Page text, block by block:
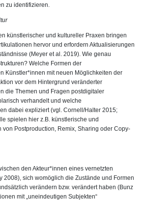
zu identifizieren.
künstlerischer und kultureller Praxen bringen
hervor und erfordern Aktualisierungen
(Meyer et al. 2019). Wie genau
Welche Formen der
Künstler*innen mit neuen Möglichkeiten der
vor dem Hintergrund veränderter
die Themen und Fragen postdigitaler
verhandelt und welche
dabei expliziert (vgl. Cornell/Halter 2015;
spielen hier z.B. künstlerische und
Postproduction, Remix, Sharing oder Copy-
den Akteur*innen eines vernetzten
2008), sich womöglich die Zustände und Formen
verändern bzw. verändert haben (Bunz
mit „uneindeutigen Subjekten“